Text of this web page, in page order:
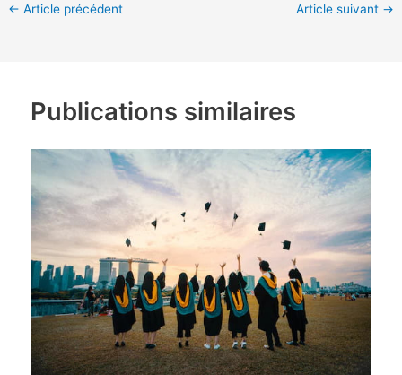
← Article précédent Article suivant →
Publications similaires